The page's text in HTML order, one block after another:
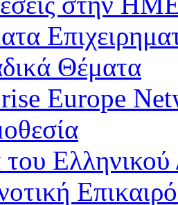
Θέματα
Europe
Ελληνικού